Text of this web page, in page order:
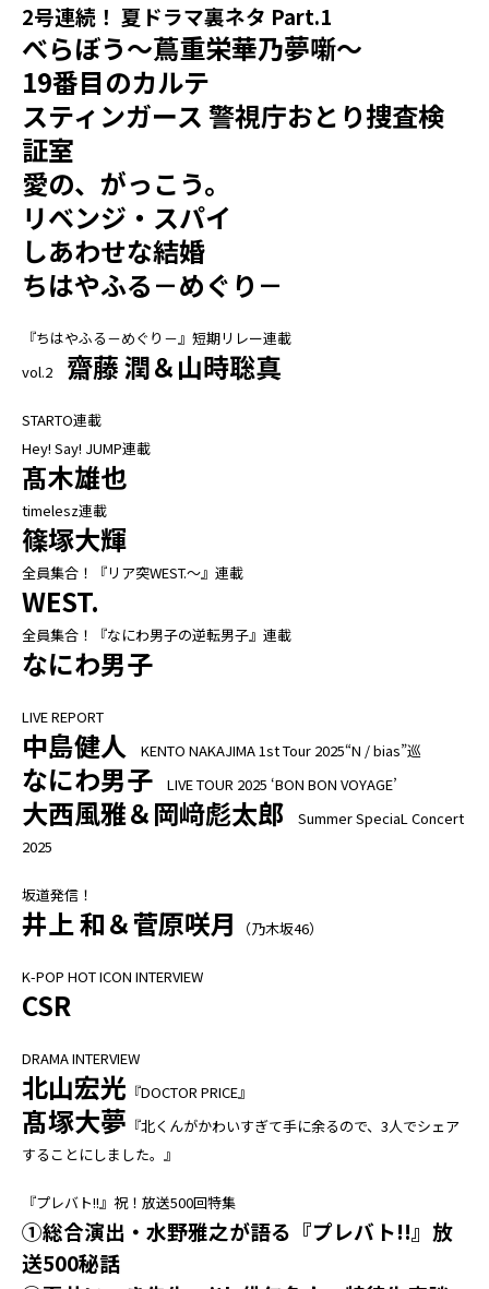
2号連続！ 夏ドラマ裏ネタ Part.1
べらぼう～蔦重栄華乃夢噺～
19番目のカルテ
スティンガース 警視庁おとり捜査検
証室
愛の、がっこう。
リベンジ・スパイ
しあわせな結婚
ちはやふる－めぐり－
『ちはやふる－めぐり－』短期リレー連載
vol.2 齋藤 潤＆山時聡真
STARTO連載
Hey! Say! JUMP連載
髙木雄也
timelesz連載
篠塚大輝
全員集合！『リア突WEST.～』連載
WEST.
全員集合！『なにわ男子の逆転男子』連載
なにわ男子
LIVE REPORT
中島健人 KENTO NAKAJIMA 1st Tour 2025“N / bias”巡
なにわ男子 LIVE TOUR 2025 ‘BON BON VOYAGE’
大西風雅＆岡﨑彪太郎 Summer SpeciaL Concert
2025
坂道発信！
井上 和＆菅原咲月 （乃木坂46）
K-POP HOT ICON INTERVIEW
CSR
DRAMA INTERVIEW
北山宏光 『DOCTOR PRICE』
髙塚大夢 『北くんがかわいすぎて手に余るので、3人でシェア
することにしました。』
『プレバト!!』祝！放送500回特集
①総合演出・水野雅之が語る『プレバト!!』放
送500秘話